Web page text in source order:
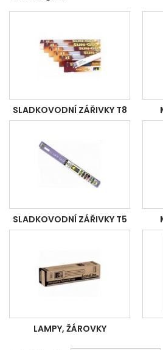
SLADKOVODNÍ ZÁŘIVKY T8
SLADKOVODNÍ ZÁŘIVKY T5
LAMPY, ŽÁROVKY